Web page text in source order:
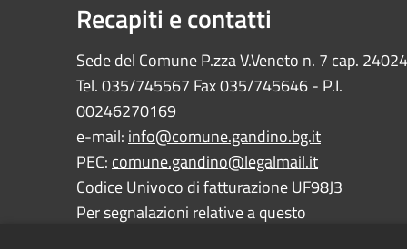
Recapiti e contatti
Sede del Comune P.zza V.Veneto n. 7 cap. 24024
Tel. 035/745567 Fax 035/745646 - P.I.
00246270169
e-mail: info@comune.gandino.bg.it
PEC: comune.gandino@legalmail.it
Codice Univoco di fatturazione UF98J3
Per segnalazioni relative a questo